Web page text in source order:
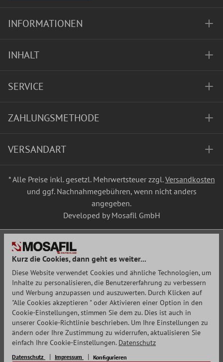
INFORMATIONEN
INHALT
SERVICE
ZAHLUNGSMETHODE
VERSANDART
* Alle Preise inkl. gesetzl. Mehrwertsteuer zzgl.Versandkosten
und ggf. Nachnahmegebühren, wenn nicht anders
angegeben.
Developed by Mosafil GmbH
Kurz die Cookies, dann geht es weiter...
Diese Website verwendet Cookies und ähnliche Technologien, um
Inhalte zu personalisieren, die Benutzererfahrung zu verbessern
und Werbung anzupassen und auszuwerten. Durch Klicken auf
"Alle Cookies akzeptieren " oder Aktivieren einer Option in den
Cookie-Einstellungen, stimmen Sie dem zu. Dies ist auch in
unserer Cookie-Richtlinie beschrieben. Um Ihre Einstellungen zu
ändern oder Ihre Zustimmung zu widerrufen, aktualisieren Sie
einfach Ihre Cookie-Einstellungen. Datenschutz
Datenschutz Impressum Konfigurieren